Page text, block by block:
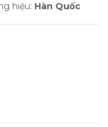
hiệu: Hàn Quốc